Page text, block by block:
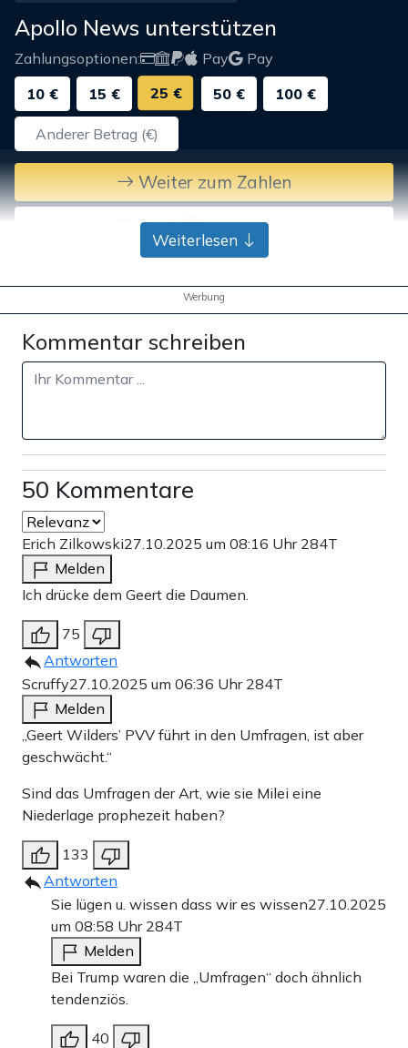
Apollo News unterstützen
Zahlungsoptionen: Pay
Pay
10 €
15 € 25 € 50 € 100 €
Weiter zum Zahlen
Bank-Überweisung
Weiterlesen
Werbung
Kommentar schreiben
50 Kommentare
Erich Zilkowski27.10.2025 um 08:16 Uhr 284T
Melden
Ich drücke dem Geert die Daumen.
75
Antworten
Scruffy27.10.2025 um 06:36 Uhr 284T
Melden
„Geert Wilders’ PVV führt in den Umfragen, ist aber
geschwächt.“
Sind das Umfragen der Art, wie sie Milei eine
Niederlage prophezeit haben?
133
Antworten
Sie lügen u. wissen dass wir es wissen27.10.2025
um 08:58 Uhr 284T
Melden
Bei Trump waren die „Umfragen“ doch ähnlich
tendenziös.
40